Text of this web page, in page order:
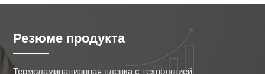
Резюме продукта
Термоламинационная пленка с технологией